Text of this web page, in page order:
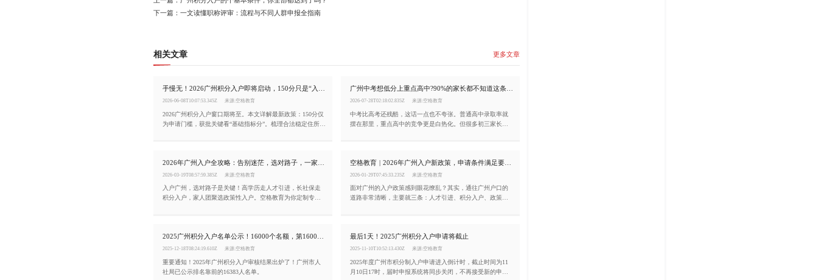
下一篇：一文读懂职称评审：流程与不同人群申报全指南
相关文章 更多文章
2026-06-08T10:07:53.345Z 来源:空格教育
2026广州积分入户窗口期将至。本文详解最新政策：150分仅
为申请门槛，获批关键看“基础指标分”。梳理合法稳定住所、
广州中考想低分上重点高中?90%的家长都不知道这条“隐藏赛道”
2026-07-28T02:18:02.835Z 来源:空格教育
中考比高考还残酷，这话一点也不夸张。普通高中录取率就
摆在那里，重点高中的竞争更是白热化。但很多初三家长不
2026-03-19T08:57:59.385Z 来源:空格教育
入户广州，选对路子是关键！高学历走人才引进，长社保走
积分入户，家人团聚选政策性入户。空格教育为你定制专属
空格教育 | 2026年广州入户新政策，申请条件满足要求一览
2026-01-29T07:45:33.235Z 来源:空格教育
面对广州的入户政策感到眼花缭乱？其实，通往广州户口的
道路非常清晰，主要就三条：人才引进、积分入户、政策性
2025广州积分入户名单公示！16000个名额，第16000名196分！
2025-12-18T08:24:19.610Z 来源:空格教育
重要通知！2025年广州积分入户审核结果出炉了！广州市人
社局已公示排名靠前的16383人名单。
最后1天！2025广州积分入户申请将截止
2025-11-10T10:52:13.430Z 来源:空格教育
2025年度广州市积分制入户申请进入倒计时，截止时间为11
月10日17时，届时申报系统将同步关闭，不再接受新的申